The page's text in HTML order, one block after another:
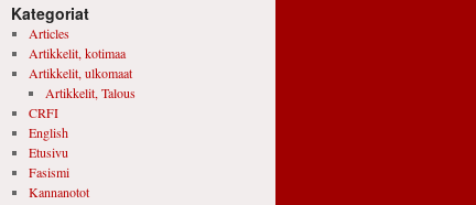
Kategoriat
Articles
Artikkelit, kotimaa
Artikkelit, ulkomaat
Artikkelit, Talous
CRFI
English
Etusivu
Fasismi
Kannanotot